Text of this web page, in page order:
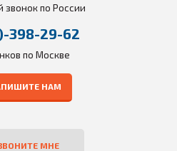
звонок по России
398-29-62
по Москве
НАМ
МНЕ